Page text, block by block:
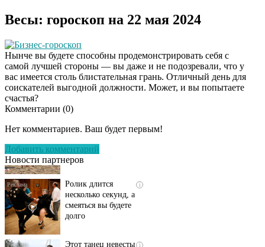
Весы: гороскоп на 22 мая 2024
Бизнес-гороскоп
Нынче вы будете способны продемонстрировать себя с
самой лучшей стороны — вы даже и не подозревали, что у
вас имеется столь блистательная грань. Отличный день для
соискателей выгодной должности. Может, и вы попытаете
счастья?
Комментарии (0)
Нет комментариев. Ваш будет первым!
Добавить комментарий
Новости партнеров
Скрытая камера на
люди вытворяют, когда
их не видят...
несколько секунд, а
смеяться вы будете
долго
оставит вас без слов!